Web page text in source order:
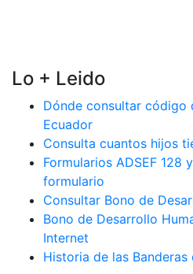
Lo + Leido
Dónde consultar código
Ecuador
Consulta cuantos hijos
Formularios ADSEF 128
formulario
Consultar Bono de
Bono de Desarrollo
Internet
Historia de las